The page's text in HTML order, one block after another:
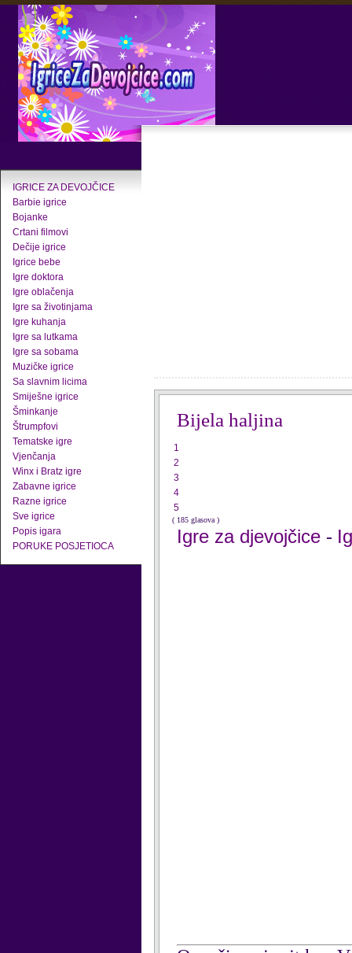
IGRICE ZA DEVOJČICE
Barbie igrice
Bojanke
Crtani filmovi
Dečije igrice
Igrice bebe
Igre doktora
Igre oblačenja
Igre sa životinjama
Igre kuhanja
Igre sa lutkama
Igre sa sobama
Muzičke igrice
Sa slavnim licima
Smiješne igrice
Šminkanje
Štrumpfovi
Tematske igre
Vjenčanja
Winx i Bratz igre
Zabavne igrice
Razne igrice
Sve igrice
Popis igara
PORUKE POSJETIOCA
Bijela haljina
1
2
3
4
5
( 185 glasova )
Igre za djevojčice -